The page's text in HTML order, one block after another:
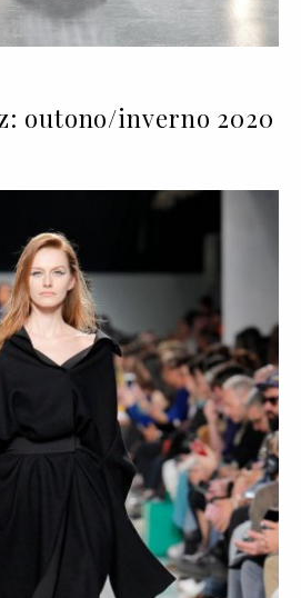
outono/inverno 2020